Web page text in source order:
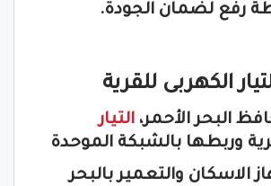
رفع لضمان الجودة.
الكهربى للقرية
البحر الأحمر، التيار
وربطها بالشبكة الموحدة
الاسكان والتعمير بالبحر